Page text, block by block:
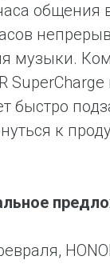
общения
музыки.
быстро
к